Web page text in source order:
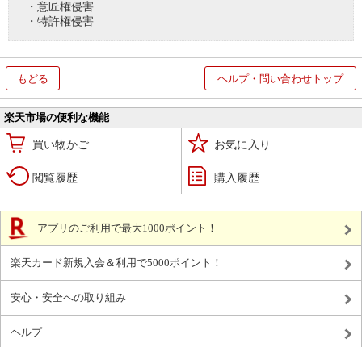
・意匠権侵害
・特許権侵害
もどる ヘルプ・問い合わせトップ
楽天市場の便利な機能
買い物かご お気に入り
閲覧履歴 購入履歴
アプリのご利用で最大1000ポイント！
楽天カード新規入会＆利用で5000ポイント！
安心・安全への取り組み
ヘルプ